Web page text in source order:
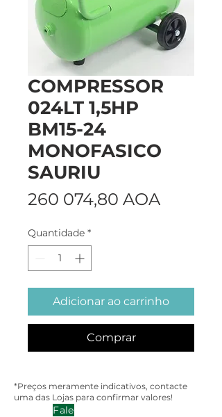
COMPRESSOR
024LT 1,5HP
BM15-24
MONOFASICO
SAURIU
260 074,80 AOA
Quantidade *
Adicionar ao carrinho
Comprar
*Preços meramente indicativos, contacte
uma das Lojas para confirmar valores!
Fale